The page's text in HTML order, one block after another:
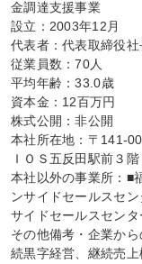
金調達支援事業
設立：2003年12月
代表者：代表取締役
従業員数：70人
平均年齢：33.0歳
資本金：12百万円
株式公開：非公開
本社所在地：〒141-
ＩＯＳ五反田駅前３階
本社以外の事業所：■
ンサイドセールスセ
サイドセールスセン
その他備考・企業か
続黒字経営、継続売